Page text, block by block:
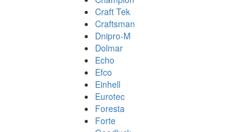
Craft Tek
Craftsman
Dnipro-M
Dolmar
Echo
Efco
Einhell
Eurotec
Foresta
Forte